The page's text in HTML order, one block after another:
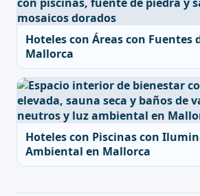
Hoteles con Áreas con Fuentes
Mallorca
Hoteles con Piscinas con
Ambiental en Mallorca